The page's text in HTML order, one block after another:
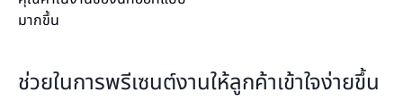
มากขึ้น
ช่วยในการพรีเซนต์งานให้ลูกค้าเข้าใจง่ายขึ้น